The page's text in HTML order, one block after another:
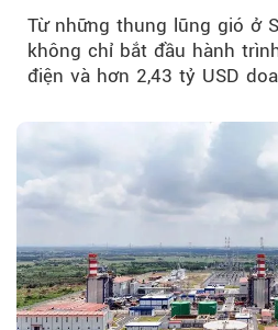
Từ những thung lũng gió ở
không chỉ bắt đầu hành
điện và hơn 2,43 tỷ USD